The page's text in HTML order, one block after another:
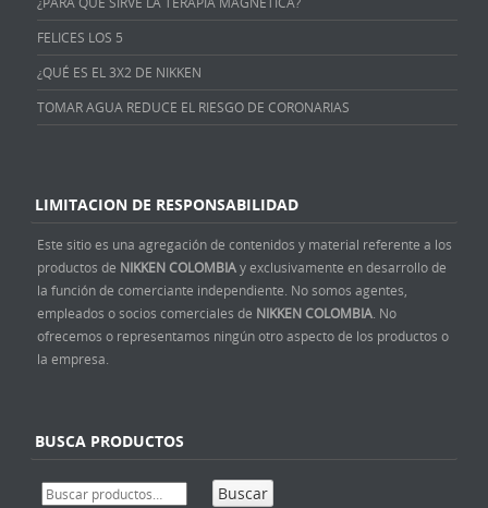
FELICES LOS 5
¿QUÉ ES EL 3X2 DE NIKKEN
TOMAR AGUA REDUCE EL RIESGO DE CORONARIAS
LIMITACION DE RESPONSABILIDAD
Este sitio es una agregación de contenidos y material referente a los
productos de NIKKEN COLOMBIAy exclusivamente en desarrollo de
la función de comerciante independiente. No somos agentes,
empleados o socios comerciales de NIKKEN COLOMBIA . No
ofrecemos o representamos ningún otro aspecto de los productos o
la empresa.
BUSCA PRODUCTOS
Buscar